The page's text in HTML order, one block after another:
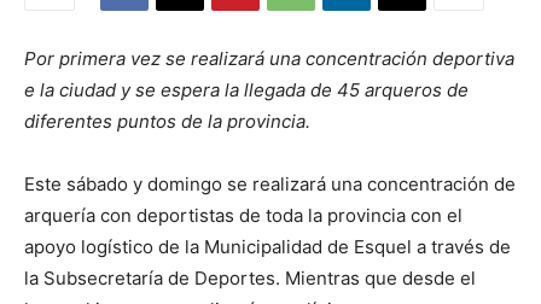
Por primera vez se realizará una concentración deportiva
e la ciudad y se espera la llegada de 45 arqueros de
diferentes puntos de la provincia.
Este sábado y domingo se realizará una concentración de
arquería con deportistas de toda la provincia con el
apoyo logístico de la Municipalidad de Esquel a través de
la Subsecretaría de Deportes. Mientras que desde el